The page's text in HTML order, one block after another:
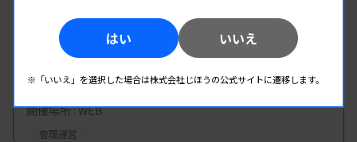
08.20 - 08.20
第8回臨床検査技師のための キャリア形成 セミ
開催場所 : WEB
管理運営
はい いいえ
※「いいえ」を選択した場合は株式会社じほうの公式サイトに遷移します。